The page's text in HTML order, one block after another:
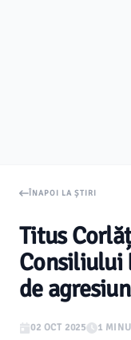
ÎNAPOI LA ȘTIRI
Titus
Consiliului
de
02 OCT 2025 1